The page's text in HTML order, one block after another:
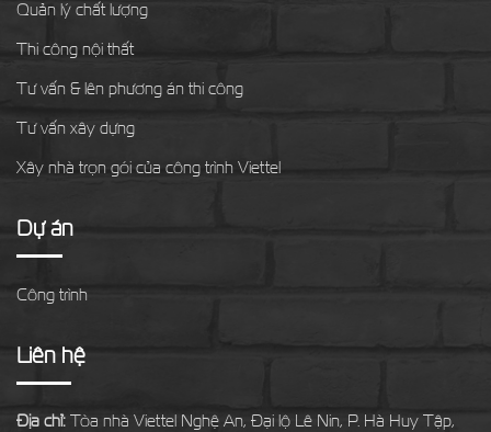
Quản lý chất lượng
Thi công nội thất
Tư vấn & lên phương án thi công
Tư vấn xây dựng
Xây nhà trọn gói của công trình Viettel
Dự án
Công trình
Liên hệ
Địa chỉ: Tòa nhà Viettel Nghệ An, Đại lộ Lê Nin, P. Hà Huy Tập,